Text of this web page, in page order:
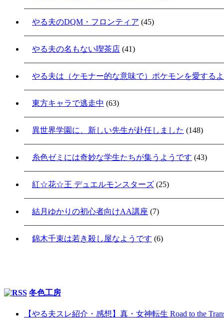
やる夫のDQM・フロンティア (45)
やる夫の名もない喫茶店 (41)
やる夫は（ケモナー的な意味で）ポケモンを愛する
東方キャラで逃走中 (63)
異世界学園に、新しい先生が赴任しました (148)
糸色ゼミには奇妙な学生たちが集うようです (43)
紅☆花☆王 デュエルモンスターズ (25)
結月ゆかりの初心者向けAA講座 (7)
錦木千束は若き殺し屋なようです (6)
冬色工房
【やる夫スレ紹介・感想】真・女神転生 Road to the